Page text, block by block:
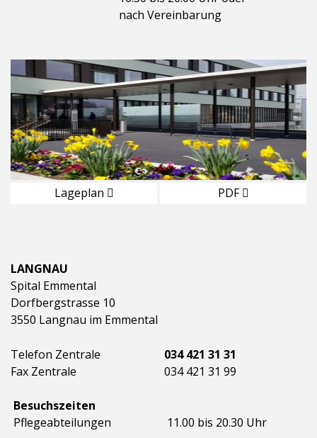
nach Vereinbarung
Lageplan PDF
LANGNAU
Spital Emmental
Dorfbergstrasse 10
3550 Langnau im Emmental
Telefon Zentrale
034 421 31 31
Fax Zentrale
034 421 31 99
Besuchszeiten
Pflegeabteilungen
11.00 bis 20.30 Uhr